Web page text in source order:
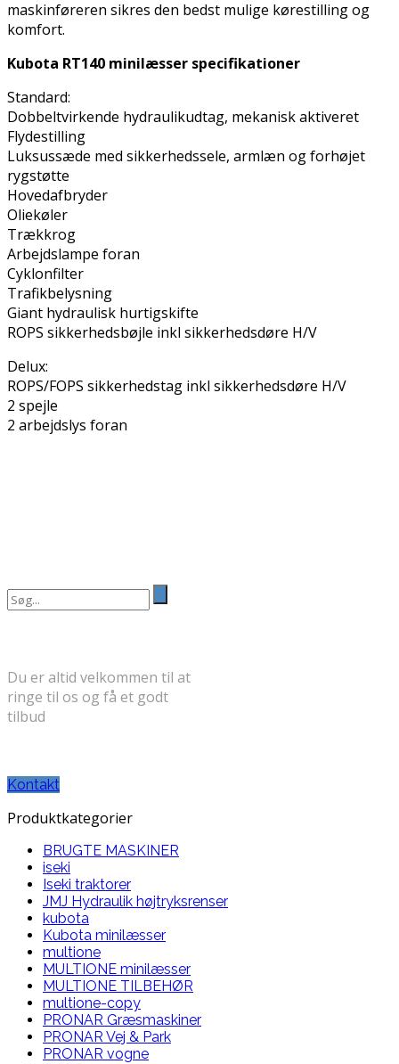
maskinføreren sikres den bedst mulige kørestilling og
komfort.
Kubota RT140 minilæsser specifikationer
Standard:
Dobbeltvirkende hydraulikudtag, mekanisk aktiveret
Flydestilling
Luksussæde med sikkerhedssele, armlæn og forhøjet
rygstøtte
Hovedafbryder
Oliekøler
Trækkrog
Arbejdslampe foran
Cyklonfilter
Trafikbelysning
Giant hydraulisk hurtigskifte
ROPS sikkerhedsbøjle inkl sikkerhedsdøre H/V
Delux:
ROPS/FOPS sikkerhedstag inkl sikkerhedsdøre H/V
2 spejle
2 arbejdslys foran
Search
for:
Du er altid velkommen til at
ringe til os og få et godt
tilbud
Kontakt
Produktkategorier
BRUGTE MASKINER
iseki
Iseki traktorer
JMJ Hydraulik højtryksrenser
kubota
Kubota minilæsser
multione
MULTIONE minilæsser
MULTIONE TILBEHØR
multione-copy
PRONAR Græsmaskiner
PRONAR Vej & Park
PRONAR vogne